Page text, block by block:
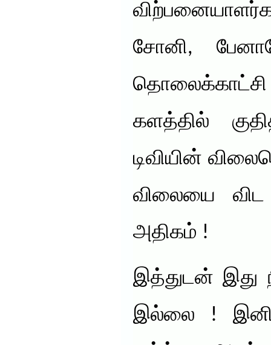
சோனி,
களத்தில்
டிவியின்
விலையை
அதிகம் !
இத்துடன் இது
இல்லை !